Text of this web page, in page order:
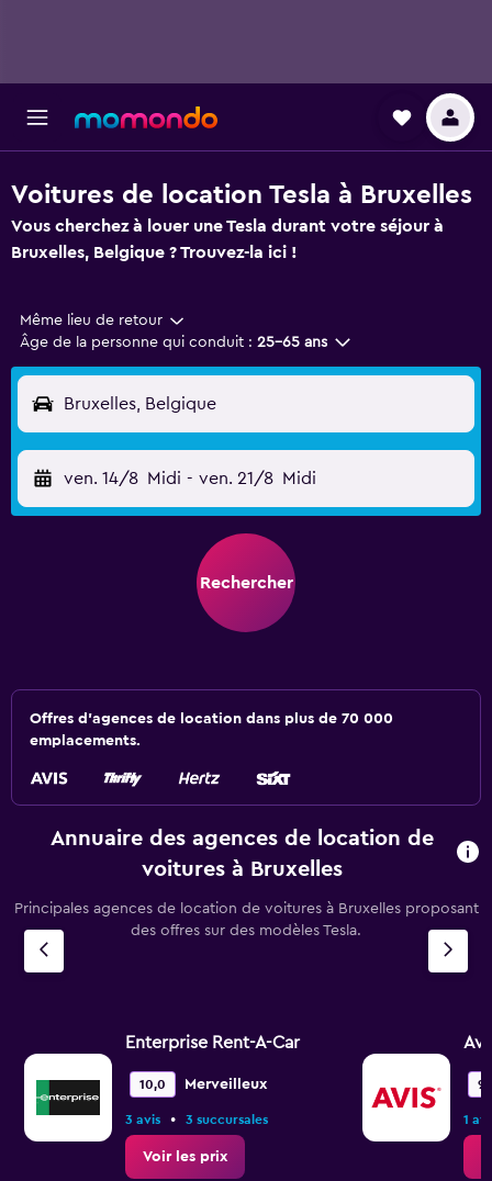
Voitures de location Tesla à Bruxelles
Vous cherchez à louer une Tesla durant votre séjour à
Bruxelles, Belgique ? Trouvez-la ici !
Même lieu de retour
Âge de la personne qui conduit : 25-65 ans
Bruxelles, Belgique
ven. 14/8 Midi - ven. 21/8 Midi
Rechercher
Offres d’agences de location dans plus de 70 000
emplacements.
Annuaire des agences de location de
voitures à Bruxelles
Principales agences de location de voitures à Bruxelles proposant
des offres sur des modèles Tesla.
Enterprise Rent-A-Car
10,0 Merveilleux
3 avis • 3 succursales
Voir les prix
1